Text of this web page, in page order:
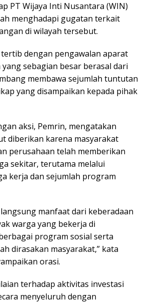
PT Wijaya Inti Nusantara (WIN)
menghadapi gugatan terkait
di wilayah tersebut.
dengan pengawalan aparat
yang sebagian besar berasal dari
membawa sejumlah tuntutan
yang disampaikan kepada pihak
aksi, Pemrin, mengatakan
diberikan karena masyarakat
perusahaan telah memberikan
sekitar, terutama melalui
kerja dan sejumlah program
manfaat dari keberadaan
warga yang bekerja di
program sosial serta
dirasakan masyarakat,” kata
orasi.
terhadap aktivitas investasi
menyeluruh dengan